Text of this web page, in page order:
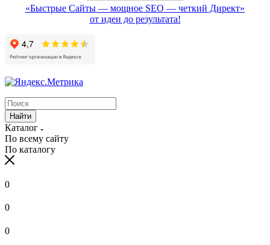
«Быстрые Сайты — мощное SEO — четкий Директ»
от идеи до результата!
Найти
Каталог
По всему сайту
По каталогу
0
0
0